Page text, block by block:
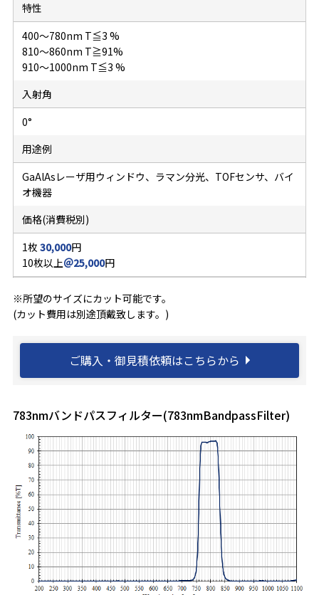
特性
400～780nm T≦3 %
810～860nm T≧91%
910～1000nm T≦3 %
入射角
0°
用途例
GaAlAsレーザ用ウィンドウ、ラマン分光、TOFセンサ、バイ
オ機器
価格(消費税別)
1枚 30,000円
10枚以上＠25,000円
※所望のサイズにカット可能です。
(カット費用は別途頂戴致します。)
ご購入・御見積依頼はこちらから
783nmバンドパスフィルター(783nmBandpassFilter)